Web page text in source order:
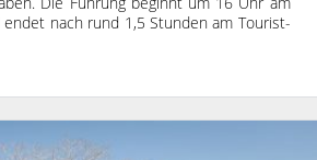
endet nach rund 1,5 Stunden am Tourist-